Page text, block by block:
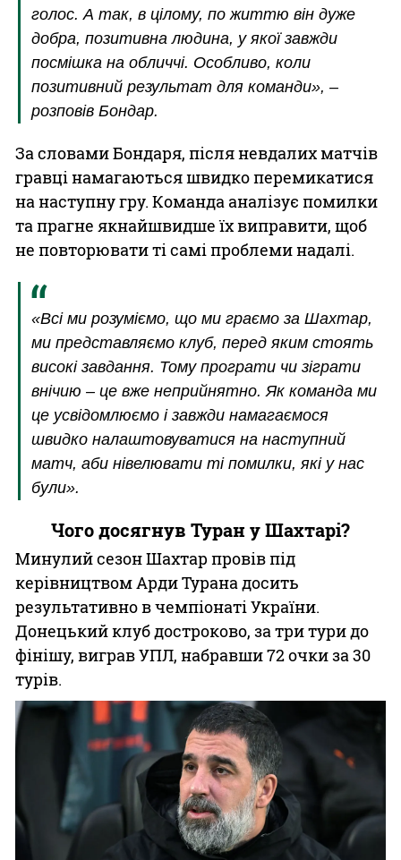
голос. А так, в цілому, по життю він дуже
добра, позитивна людина, у якої завжди
посмішка на обличчі. Особливо, коли
позитивний результат для команди», –
розповів Бондар.
За словами Бондаря, після невдалих матчів
гравці намагаються швидко перемикатися
на наступну гру. Команда аналізує помилки
та прагне якнайшвидше їх виправити, щоб
не повторювати ті самі проблеми надалі.
«Всі ми розуміємо, що ми граємо за Шахтар,
ми представляємо клуб, перед яким стоять
високі завдання. Тому програти чи зіграти
внічию – це вже неприйнятно. Як команда ми
це усвідомлюємо і завжди намагаємося
швидко налаштовуватися на наступний
матч, аби нівелювати ті помилки, які у нас
були».
Чого досягнув Туран у Шахтарі?
Минулий сезон Шахтар провів під
керівництвом Арди Турана досить
результативно в чемпіонаті України.
Донецький клуб достроково, за три тури до
фінішу, виграв УПЛ, набравши 72 очки за 30
турів.